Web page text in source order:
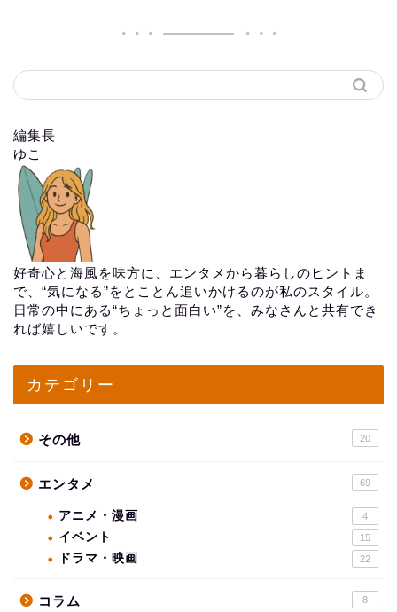
編集長
ゆこ
好奇心と海風を味方に、エンタメから暮らしのヒントま
で、“気になる”をとことん追いかけるのが私のスタイル。
日常の中にある“ちょっと面白い”を、みなさんと共有でき
れば嬉しいです。
カテゴリー
その他 20
エンタメ 69
アニメ・漫画 4
イベント 15
ドラマ・映画 22
コラム 8